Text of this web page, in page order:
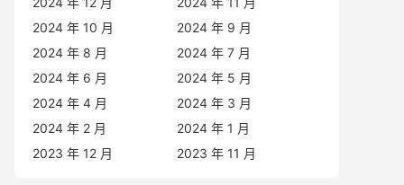
2024 年 10 月
2024 年 9 月
2024 年 8 月
2024 年 7 月
2024 年 6 月
2024 年 5 月
2024 年 4 月
2024 年 3 月
2024 年 2 月
2024 年 1 月
2023 年 12 月
2023 年 11 月